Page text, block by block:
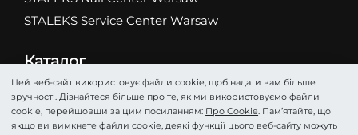
STALEKS Service Center Warsaw
Каталог
Абразиви
Ножиці
Кусачки
Цей веб-сайт використовує файли cookie, щоб надати вам більше
зручності. Дізнайтеся більше про те, як ми використовуємо файли
cookie, перейшовши за цим посиланням: Про Cookie. Пам’ятайте, що
якщо ви вимкнете файли cookie, деякі функції цього веб-сайту можуть